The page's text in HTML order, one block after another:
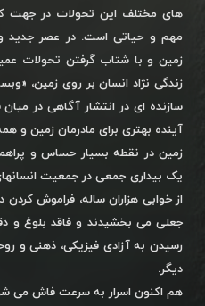
های مختلف این تحولات در جهت
مهم و حیاتی است. در عصر جدید
زمین و با شتاب گرفتن تحولات
زندگی نژاد انسان بر روی زمین،
سازنده ای در انتشار آگاهی در
آینده بهتری برای مادرمان زمین و
زمین در نقطه بسیار حساس و
یک بیداری جمعی در جمعیت
از خوابی هزاران ساله، فراموش
جعلی می بخشیدند و فاقد بلوغ و
رسیدن به آزادی فیزیکی، ذهنی و
دیگر.
هم اکنون اسرار به سرعت فاش می